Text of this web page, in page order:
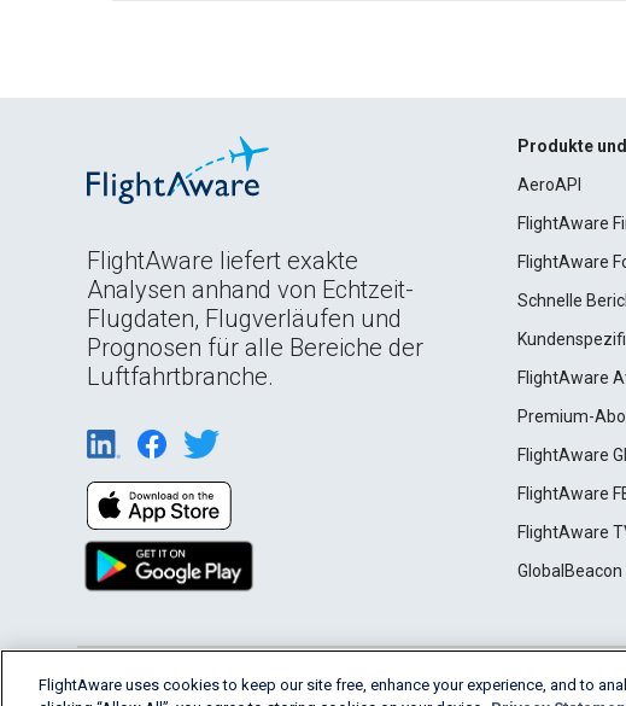
FlightAware liefert exakte
Analysen anhand von Echtzeit-
Flugdaten, Flugverläufen und
Prognosen für alle Bereiche der
Luftfahrtbranche.
Produkte
AeroAPI
FlightAware
FlightAware
Schnelle
FlightAware
Premium-
FlightAware
FlightAware
FlightAware
GlobalBeacon
English (USA) 2026 FlightAware Terms of Use Privacy Cookie
FlightAware uses cookies to keep our site free, enhance your experience, and to